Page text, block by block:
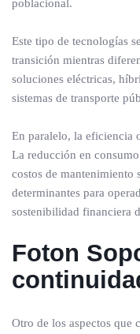
poblacional.
Este tipo de tecnologías
transición mientras
soluciones eléctricas,
sistemas de transporte
En paralelo, la eficiencia
La reducción en
costos de mantenimiento
determinantes para
sostenibilidad financiera
Foton
Otro de los aspectos que